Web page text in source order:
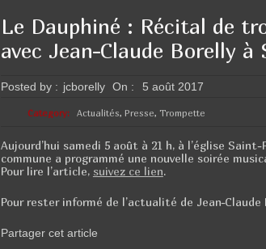
c
e
b
o
o
k
tt
er
ta
g
er
Le Dauphiné : Récital de
avec Jean-Claude Borelly
Posted by : jcborelly On : 5 août 2017
Category: Actualités ,Presse Trompette
Aujourd’hui samedi 5 août à 21 h, à l’église
commune a programmé une nouvelle soirée
Pour lire l’article, suivez ce lien.
Pour rester informé de l’actualité de Jean-Claude
Partager cet article